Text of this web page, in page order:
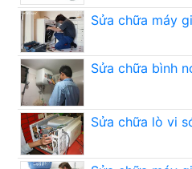
Sửa chữa máy
Sửa chữa bình
Sửa chữa lò vi